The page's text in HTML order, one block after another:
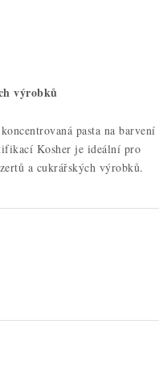
výrobků
pasta na barvení
Kosher je ideální pro
a cukrářských výrobků.